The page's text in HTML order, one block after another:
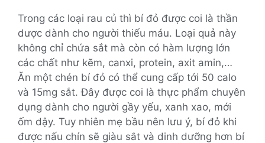
Trong các loại rau củ thì bí đỏ được coi là thần
dược dành cho người thiếu máu. Loại quả này
không chỉ chứa sắt mà còn có hàm lượng lớn
các chất như kẽm, canxi, protein, axit amin,…
Ăn một chén bí đỏ có thể cung cấp tới 50 calo
và 15mg sắt. Đây được coi là thực phẩm chuyên
dụng dành cho người gầy yếu, xanh xao, mới
ốm dậy. Tuy nhiên mẹ bầu nên lưu ý, bí đỏ khi
được nấu chín sẽ giàu sắt và dinh dưỡng hơn bí